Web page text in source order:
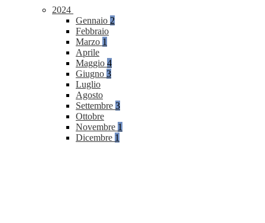
2024
Gennaio 2
Febbraio
Marzo 1
Aprile
Maggio 4
Giugno 3
Luglio
Agosto
Settembre 3
Ottobre
Novembre 1
Dicembre 1